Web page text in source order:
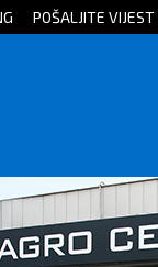
POŠALJITE VIJEST